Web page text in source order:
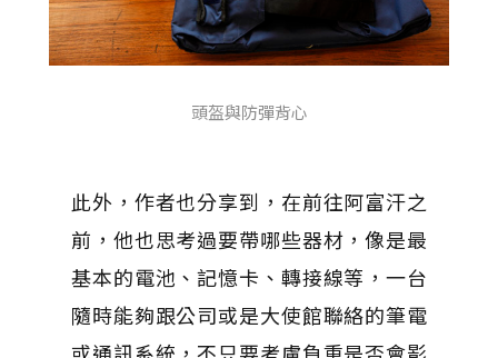
頭盔與防彈背心
此外，作者也分享到，在前往阿富汗之
前，他也思考過要帶哪些器材，像是最
基本的電池、記憶卡、轉接線等，一台
隨時能夠跟公司或是大使館聯絡的筆電
或通訊系統，不只要考慮負重是否會影